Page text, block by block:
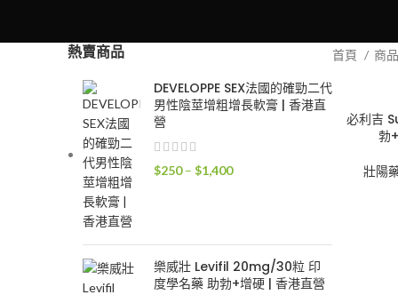
熱賣商品
DEVELOPPE SEX法國的確勁二代
男性陰莖增粗增長軟膏 | 香港直
營
$250 – $1,400價
$250
到
$1,400
樂威壯 Levifil 20mg/30粒 印
度學名藥 助勃+增硬 | 香港直營
首頁 商
必利吉
勃
壯陽